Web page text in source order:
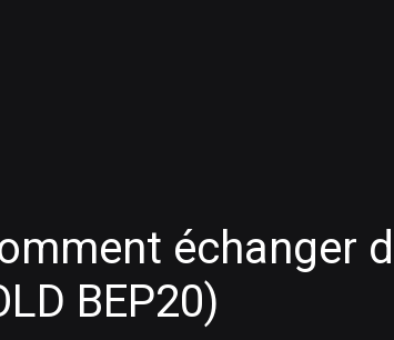
échanger
BEP20)